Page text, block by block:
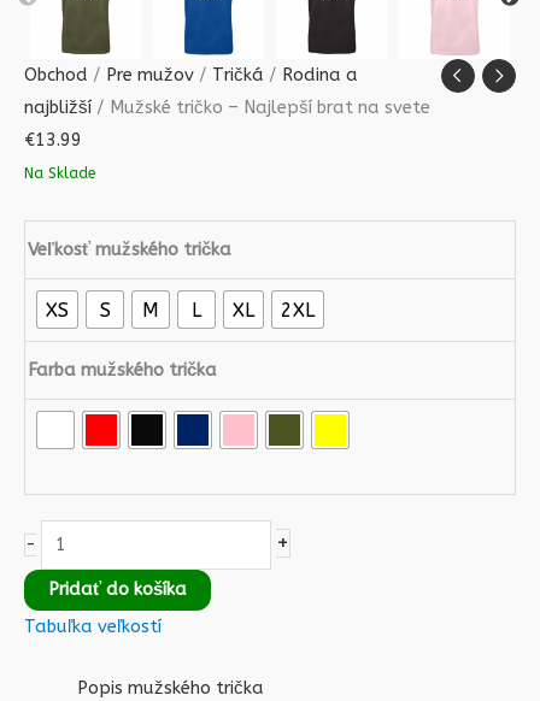
Obchod / Pre mužov / Tričká / Rodina a
najbližší / Mužské tričko – Najlepší brat na svete
€13.99
Na Sklade
Veľkosť mužského trička
XS S M L XL 2XL
Farba mužského trička
- +
Pridať do košíka
Tabuľka veľkostí
Popis mužského trička